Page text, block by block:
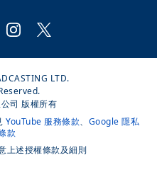
LTD.
司 版權所有
YouTube 服務條款、 Google 隱私
款
上述授權條款及細則